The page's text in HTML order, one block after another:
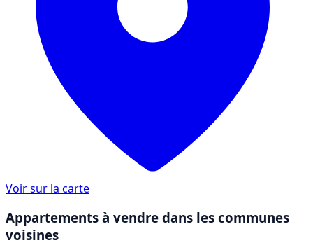
Voir sur la carte
Appartements à vendre dans les communes
voisines